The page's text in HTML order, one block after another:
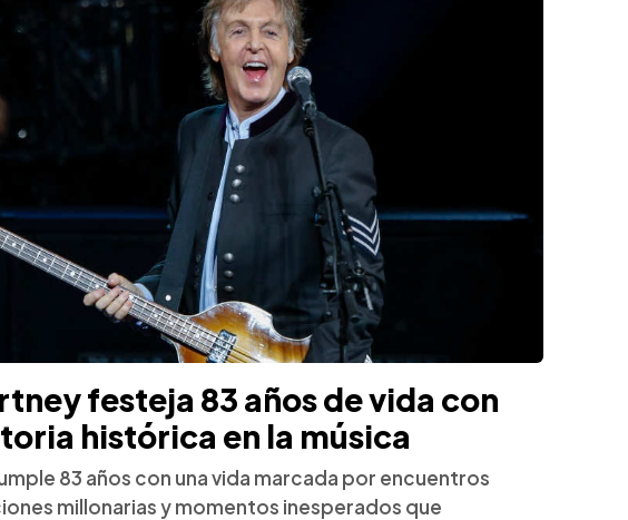
festeja 83 años de vida con
histórica en la música
83 años con una vida marcada por encuentros
millonarias y momentos inesperados que